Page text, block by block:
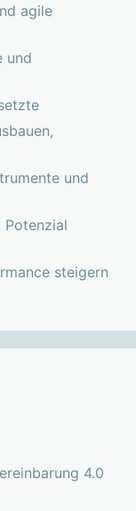
agile
und
und
Potenzial
steigern
4.0